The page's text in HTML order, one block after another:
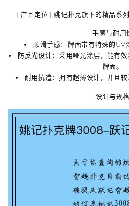
| 产品定位 | 姚记扑克旗下的精品系
手感与耐用
顺滑手感：牌面带有特殊的UV
防反光设计：采用哑光涂层，能有
牌面。
耐用抗造：拥有超薄设计，并且
设计与规格